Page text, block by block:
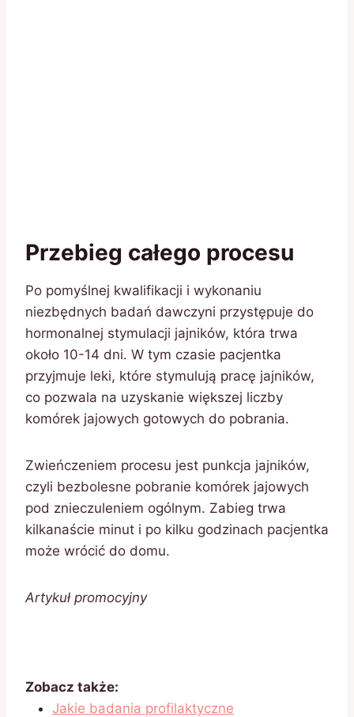
Przebieg całego procesu
Po pomyślnej kwalifikacji i wykonaniu
niezbędnych badań dawczyni przystępuje do
hormonalnej stymulacji jajników, która trwa
około 10-14 dni. W tym czasie pacjentka
przyjmuje leki, które stymulują pracę jajników,
co pozwala na uzyskanie większej liczby
komórek jajowych gotowych do pobrania.
Zwieńczeniem procesu jest punkcja jajników,
czyli bezbolesne pobranie komórek jajowych
pod znieczuleniem ogólnym. Zabieg trwa
kilkanaście minut i po kilku godzinach pacjentka
może wrócić do domu.
Artykuł promocyjny
Zobacz także:
Jakie badania profilaktyczne